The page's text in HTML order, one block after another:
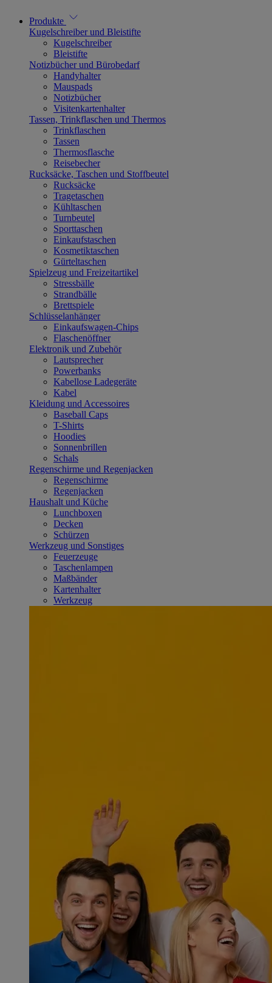
Produkte
Kugelschreiber und Bleistifte
Kugelschreiber
Bleistifte
Notizbücher und Bürobedarf
Handyhalter
Mauspads
Notizbücher
Visitenkartenhalter
Tassen, Trinkflaschen und Thermos
Trinkflaschen
Tassen
Thermosflasche
Reisebecher
Rucksäcke, Taschen und Stoffbeutel
Rucksäcke
Tragetaschen
Kühltaschen
Turnbeutel
Sporttaschen
Einkaufstaschen
Kosmetiktaschen
Gürteltaschen
Spielzeug und Freizeitartikel
Stressbälle
Strandbälle
Brettspiele
Schlüsselanhänger
Einkaufswagen-Chips
Flaschenöffner
Elektronik und Zubehör
Lautsprecher
Powerbanks
Kabellose Ladegeräte
Kabel
Kleidung und Accessoires
Baseball Caps
T-Shirts
Hoodies
Sonnenbrillen
Schals
Regenschirme und Regenjacken
Regenschirme
Regenjacken
Haushalt und Küche
Lunchboxen
Decken
Schürzen
Werkzeug und Sonstiges
Feuerzeuge
Taschenlampen
Maßbänder
Kartenhalter
Werkzeug